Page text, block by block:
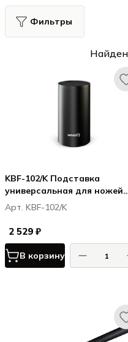
Фильтры
KBF-102/K Подставка
универсальная для ножей
"САМУРА / SAMURA", 180мм,
пластик (черная)
Арт. KBF-102/K
2 529 ₽
В корзину